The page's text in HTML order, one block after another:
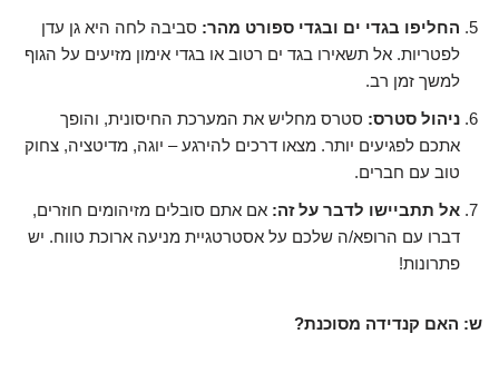
החליפו בגדי ים ובגדי ספורט מהר: סביבה לחה היא גן עדן
לפטריות. אל תשאירו בגד ים רטוב או בגדי אימון מזיעים על הגוף
למשך זמן רב.
ניהול סטרס: סטרס מחליש את המערכת החיסונית, והופך
אתכם לפגיעים יותר. מצאו דרכים להירגע – יוגה, מדיטציה, צחוק
טוב עם חברים.
אל תתביישו לדבר על זה: אם אתם סובלים מזיהומים חוזרים,
דברו עם הרופא/ה שלכם על אסטרטגיית מניעה ארוכת טווח. יש
פתרונות!
ש: האם קנדידה מסוכנת?